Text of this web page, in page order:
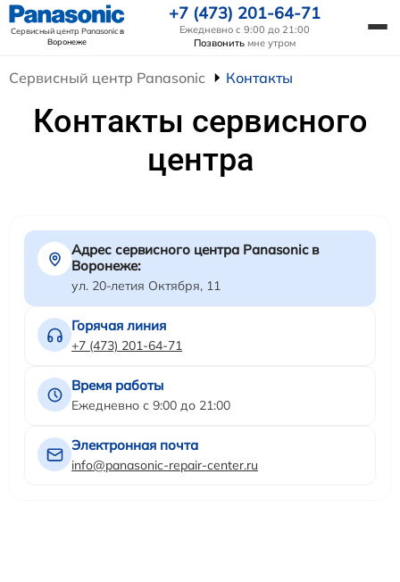
Сервисный центр Panasonicв
Воронеже
+7 (473) 201-64-71
Ежедневно с 9:00 до 21:00
Позвонить мне утром
Сервисный центр Panasonic Контакты
Контакты сервисного
центра
Адрес сервисного центра Panasonic в
Воронеже:
ул. 20-летия Октября, 11
Горячая линия
+7 (473) 201-64-71
Время работы
Ежедневно с 9:00 до 21:00
Электронная почта
info@panasonic-repair-center.ru